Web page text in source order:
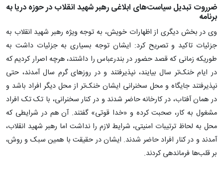
ضرروت تبدیل سیاست‌های ابلاغی رهبر شهید انقلاب در حوزه دریا به
برنامه
وی در بخش دیگری از اظهارات خویش، به توجه ویژه رهبر شهید انقلاب به
جزئیات تاکید و تصریح کرد: ایشان توجه بسیاری به جزئیات داشت به
طوریکه زمانی که قصد حضور در بندرعباس را داشتند، هرچه اصرار کردیم که
در ایام خنک‌تر سال بیایند، نپذیرفتند و در روزهای گرم سال آمدند، حتی
نپذیرفتند جایگاه و محل سخنرانی ایشان خنک‌تر از محل دیگر افراد باشد و
در همان آفتاب، در کارخانه حاضر شدند و در کنار سخنرانی، با تک تک افراد
مشغول به کار، صحبت کرده و «خدا قوتی» گفتند. آن هم در شرایطی که
محل به لحاظ ترتیبات امنیتی، شرایط لازم را نداشت اما رهبر شهید انقلاب،
آمدند و در کنار افراد حاضر شدند. ایشان در حقیقت با همین سبک و روش،
بر قلب‌ها فرماندهی کردند.